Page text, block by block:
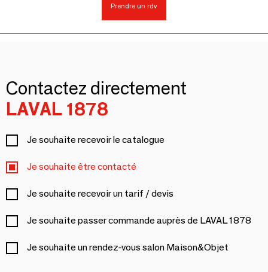
Prendre un rdv
Contactez directement
LAVAL 1878
Je souhaite recevoir le catalogue
Je souhaite être contacté
Je souhaite recevoir un tarif / devis
Je souhaite passer commande auprès de LAVAL 1878
Je souhaite un rendez-vous salon Maison&Objet